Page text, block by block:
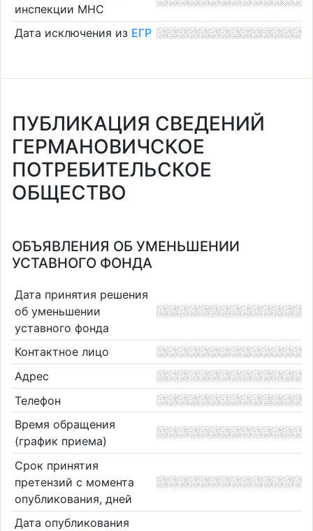
инспекции МНС
Дата исключения из ЕГР
ПУБЛИКАЦИЯ СВЕДЕНИЙ
ГЕРМАНОВИЧСКОЕ
ПОТРЕБИТЕЛЬСКОЕ
ОБЩЕСТВО
ОБЪЯВЛЕНИЯ ОБ УМЕНЬШЕНИИ
УСТАВНОГО ФОНДА
Дата принятия решения
об уменьшении
уставного фонда
Контактное лицо
Адрес
Телефон
Время обращения
(график приема)
Срок принятия
претензий с момента
опубликования, дней
Дата опубликования